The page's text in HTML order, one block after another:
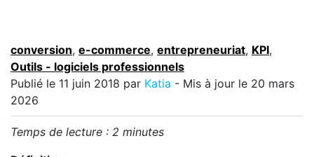
conversion, e-commerce, entrepreneuriat, KPI,
Outils - logiciels professionnels
Publié le 11 juin 2018 par Katia - Mis à jour le 20 mars
2026
Temps de lecture : 2 minutes